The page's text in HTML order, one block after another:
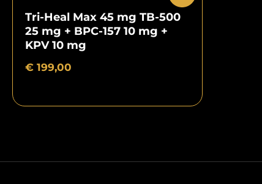
Tri-Heal Max 45 mg TB-500
25 mg + BPC-157 10 mg +
KPV 10 mg
€ 199,00